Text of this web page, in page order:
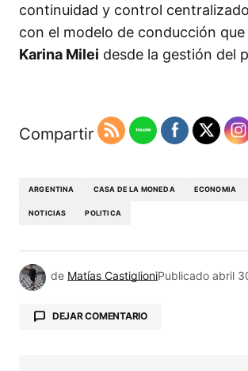
continuidad y control
con el modelo de conducción que
Karina Milei desde la gestión del
Compartir
ARGENTINA CASA DE LA MONEDA ECONOMIA
NOTICIAS POLITICA
de Matías CastiglioniPublicado abril
DEJAR COMENTARIO